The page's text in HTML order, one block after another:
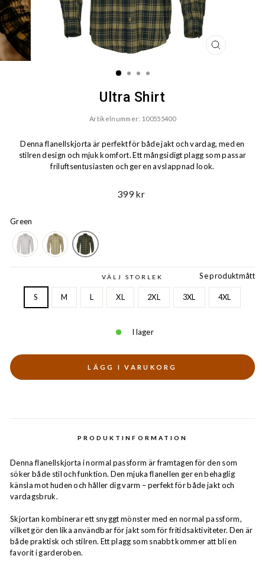
STÄNG
Ultra Shirt
Artikelnummer: 100555400
Denna flanellskjorta är perfekt för både jakt och vardag, med en
stilren design och mjuk komfort. Ett mångsidigt plagg som passar
friluftsentusiasten och ger en avslappnad look.
Ord.
399 kr
Green
Se produktmått
VÄLJ STORLEK
S M L XL 2XL 3XL 4XL
I lager
LÄGG I VARUKORG
PRODUKTINFORMATION
Denna flanellskjorta i normal passform är framtagen för den som
söker både stil och funktion. Den mjuka flanellen ger en behaglig
känsla mot huden och håller dig varm – perfekt för både jakt och
vardagsbruk.
Skjortan kombinerar ett snyggt mönster med en normal passform,
vilket gör den lika användbar för jakt som för fritidsaktiviteter. Den är
både praktisk och stilren. Ett plagg som snabbt kommer att bli en
favorit i garderoben.